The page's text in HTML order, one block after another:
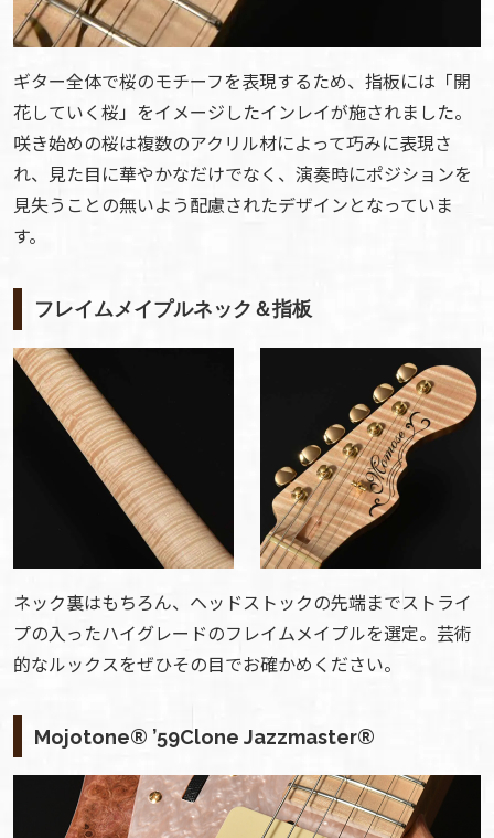
ギター全体で桜のモチーフを表現するため、指板には「開
花していく桜」をイメージしたインレイが施されました。
咲き始めの桜は複数のアクリル材によって巧みに表現さ
れ、見た目に華やかなだけでなく、演奏時にポジションを
見失うことの無いよう配慮されたデザインとなっていま
す。
フレイムメイプルネック＆指板
ネック裏はもちろん、ヘッドストックの先端までストライ
プの入ったハイグレードのフレイムメイプルを選定。芸術
的なルックスをぜひその目でお確かめください。
Mojotone® ’59Clone Jazzmaster®︎